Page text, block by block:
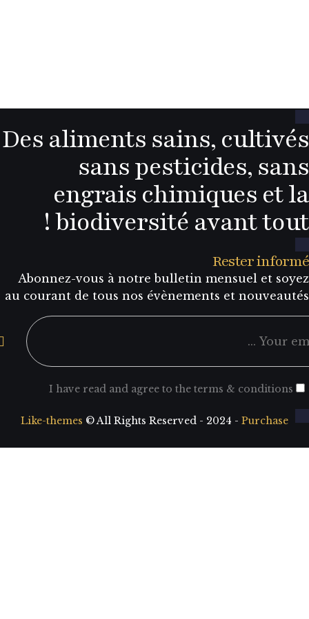
Des aliments sains,
sans pesticides,
engrais chimiques
biodiversité avant
Rester
Abonnez-vous à notre bulletin mensuel et
au courant de tous nos évènements et
I have read and agree to the terms &
Like-themes© All Rights Reserved - 2024 -